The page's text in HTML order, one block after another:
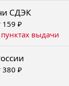
СДЭК
159 ₽
выдачи
380 ₽